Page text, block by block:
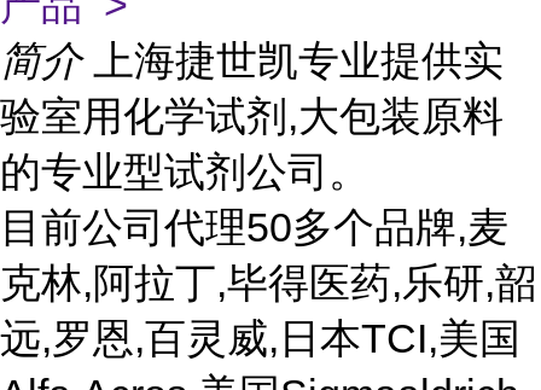
简介
上海捷世凯专业提供实
验室用化学试剂,大包装原料
的专业型试剂公司。
目前公司代理50多个品牌,麦
克林,阿拉丁,毕得医药,乐研,韶
远,罗恩,百灵威,日本TCI,美国